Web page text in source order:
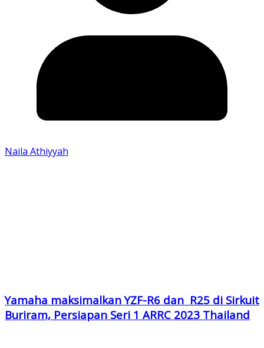
Naila Athiyyah
Yamaha maksimalkan YZF-R6 dan R25 di Sirkuit
Buriram, Persiapan Seri 1 ARRC 2023 Thailand